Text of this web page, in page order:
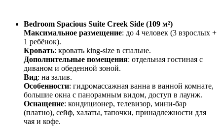
Bedroom Spacious Suite Creek Side (109 м²)
Максимальное размещение: до 4 человек (3 взрослых +
1 ребёнок).
Кровать: кровать king-size в спальне.
Дополнительные помещения: отдельная гостиная с
диваном и обеденной зоной.
Вид: на залив.
Особенности: гидромассажная ванна в ванной комнате,
большие окна с панорамным видом, доступ в лаунж.
Оснащение: кондиционер, телевизор, мини-бар
(платно), сейф, халаты, тапочки, принадлежности для
чая и кофе.